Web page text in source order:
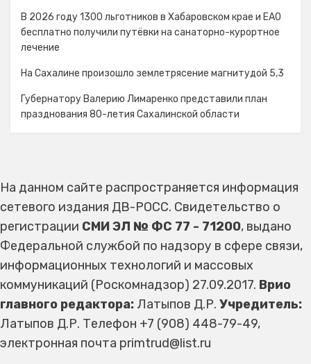
В 2026 году 1300 льготников в Хабаровском крае и ЕАО
бесплатно получили путёвки на санаторно-курортное
лечение
На Сахалине произошло землетрясение магнитудой 5,3
Губернатору Валерию Лимаренко представили план
празднования 80-летия Сахалинской области
На данном сайте распространяется информация
сетевого издания ДВ-РОСС. Свидетельство о
регистрации СМИ ЭЛ № ФС 77 - 71200, выдано
Федеральной службой по надзору в сфере связи,
информационных технологий и массовых
коммуникаций (Роскомнадзор) 27.09.2017. Врио
главного редактора: Латыпов Д.Р. Учредитель:
Латыпов Д.Р. Телефон +7 (908) 448-79-49,
электронная почта primtrud@list.ru